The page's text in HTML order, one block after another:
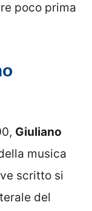
poco prima
Giuliano
musica
scritto si
del